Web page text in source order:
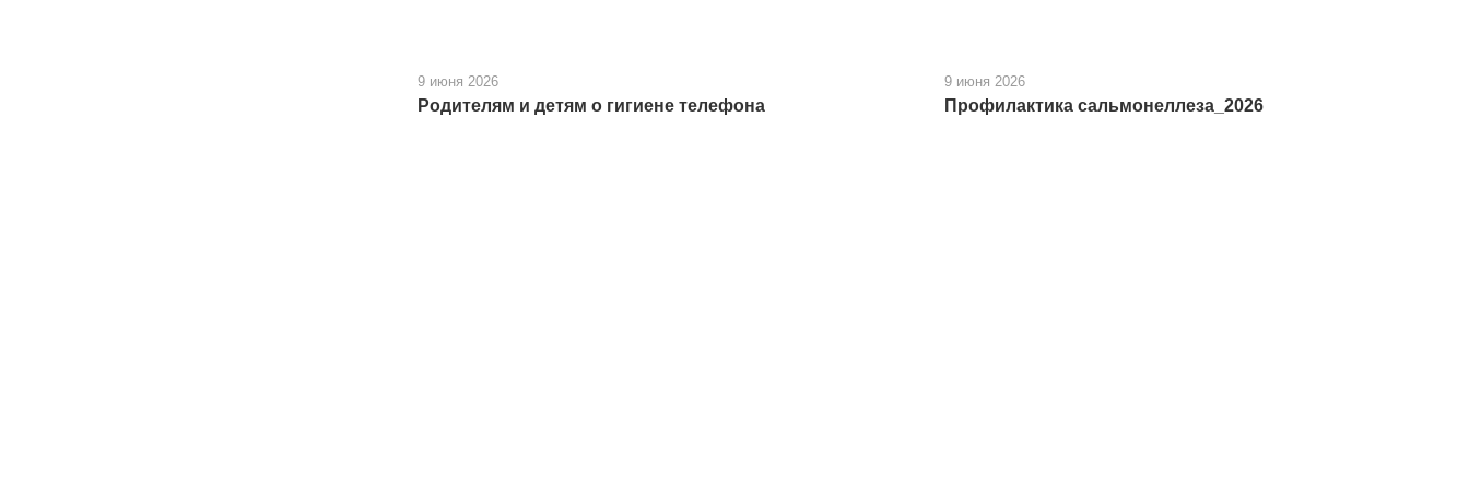
Родителям и детям о гигиене телефона
9 июня 2026
Профилактика сальмонеллеза_2026
9 июня 2026